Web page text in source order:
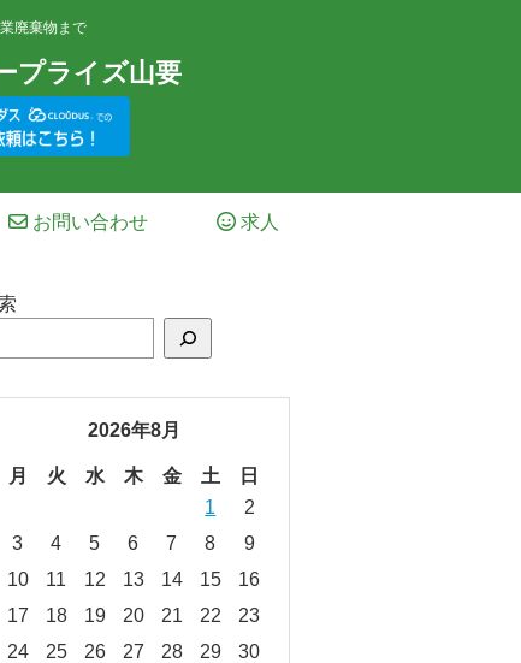
廃棄物まで
プライズ山要
お問い合わせ 求人
2026年8月
月 火 水 木 金 土
日
1
2
3
4 5 6 7 8
9
10
11 12 13 14 15
16
17
18 19 20 21 22
23
24
25 26 27 28 29
30